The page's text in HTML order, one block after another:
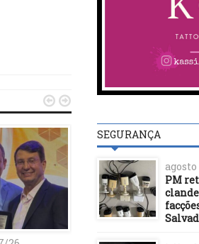
BASTIDORES
 
SEGURANÇA
agosto
PM